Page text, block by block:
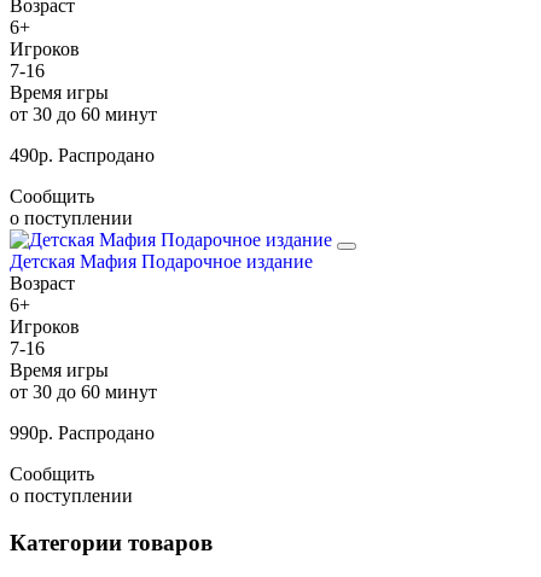
Возраст
6+
Игроков
7-16
Время игры
от 30 до 60 минут
490р. Распродано
Сообщить
о поступлении
Детская Мафия Подарочное издание
Возраст
6+
Игроков
7-16
Время игры
от 30 до 60 минут
990р. Распродано
Сообщить
о поступлении
Категории товаров